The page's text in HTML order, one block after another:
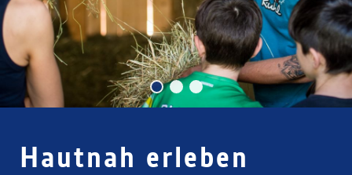
Hautnah erleben
Hautnah erleben